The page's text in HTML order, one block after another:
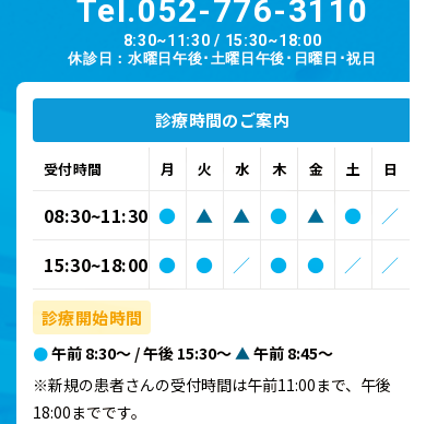
Tel.052-776-3110
8:30~11:30 / 15:30~18:00
休診日：水曜日午後･土曜日午後･日曜日･祝日
診療時間のご案内
受付時間 月 火 水 木 金 土 日
08:30~11:30 ● ▲ ▲ ● ▲ ●
／
15:30~18:00 ● ● ／ ● ● ／ ／
診療開始時間
●午前 8:30～ / 午後 15:30～ ▲ 午前 8:45～
※新規の患者さんの受付時間は午前11:00まで、午後
18:00までです。